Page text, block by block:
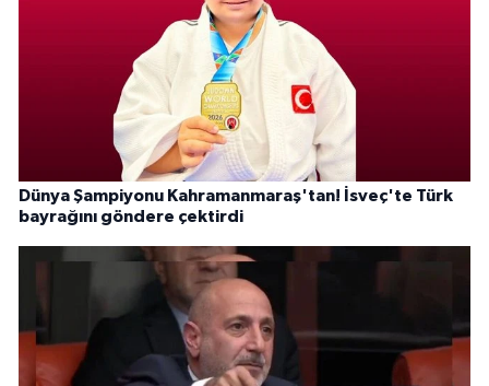
Dünya Şampiyonu Kahramanmaraş'tan! İsveç'te Türk
bayrağını göndere çektirdi